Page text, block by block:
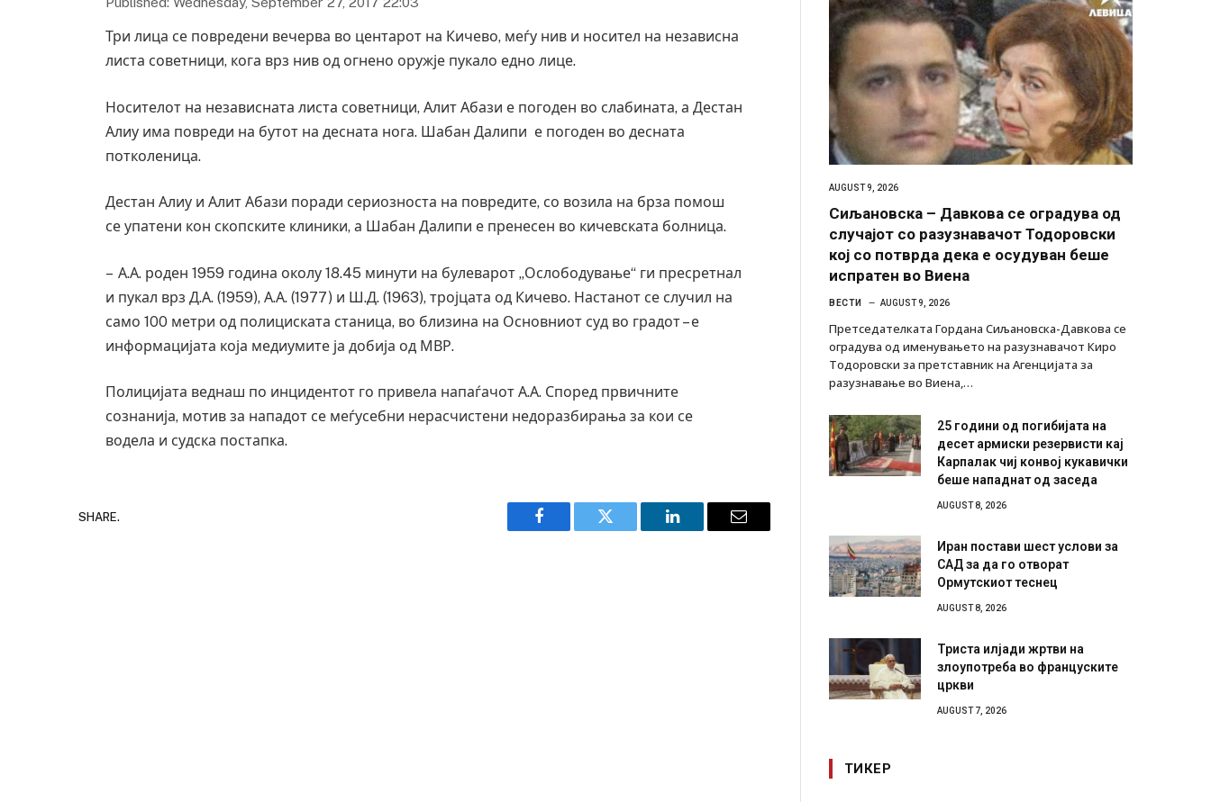
Три лица се повредени вечерва во центарот на Кичево, меѓу нив и носител на независна
листа советници, кога врз нив од огнено оружје пукало едно лице.
Носителот на независната листа советници, Алит Абази е погоден во слабината, а Дестан
Алиу има повреди на бутот на десната нога. Шабан Далипи е погоден во десната
потколеница.
Дестан Алиу и Алит Абази поради сериозноста на повредите, со возила на брза помош
се упатени кон скопските клиники, а Шабан Далипи е пренесен во кичевската болница.
– А.А. роден 1959 година околу 18.45 минути на булеварот „Ослободување“ ги пресретнал
и пукал врз Д.А. (1959), А.А. (1977) и Ш.Д. (1963), тројцата од Кичево. Настанот се случил на
само 100 метри од полициската станица, во близина на Основниот суд во градот – е
информацијата која медиумите ја добија од МВР.
Полицијата веднаш по инцидентот го привела напаѓачот А.А. Според првичните
сознанија, мотив за нападот се меѓусебни нерасчистени недоразбирања за кои се
водела и судска постапка.
SHARE.
Facebook Twitter LinkedIn Email
AUGUST 9, 2026
Сиљановска – Давкова се оградува од
случајот со разузнавачот Тодоровски
кој со потврда дека е осудуван беше
испратен во Виена
ВЕСТИ AUGUST 9, 2026
Претседателката Гордана Сиљановска-Давкова се
оградува од именувањето на разузнавачот Киро
Тодоровски за претставник на Агенцијата за
разузнавање во Виена,…
25 години од погибијата на
десет армиски резервисти кај
Карпалак чиј конвој кукавички
беше нападнат од заседа
AUGUST 8, 2026
Иран постави шест услови за
САД за да го отворат
Ормутскиот теснец
AUGUST 8, 2026
Триста илјади жртви на
злоупотреба во француските
цркви
AUGUST 7, 2026
ТИКЕР